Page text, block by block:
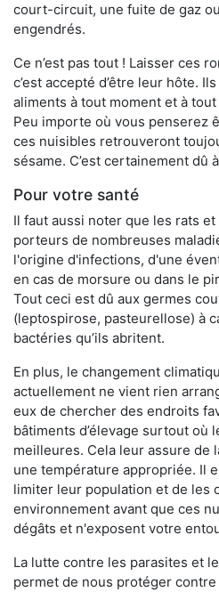
court-circuit, une fuite de gaz
engendrés.
Ce n’est pas tout ! Laisser ces
c’est accepté d’être leur hôte.
aliments à tout moment et à
Peu importe où vous penserez
ces nuisibles retrouveront
sésame. C’est certainement dû
Pour votre santé
Il faut aussi noter que les rats
porteurs de nombreuses
l'origine d'infections, d'une
en cas de morsure ou dans le
Tout ceci est dû aux germes
(leptospirose, pasteurellose) à
bactéries qu’ils abritent.
En plus, le changement
actuellement ne vient rien
eux de chercher des endroits
bâtiments d’élevage surtout où
meilleures. Cela leur assure de
une température appropriée. Il
limiter leur population et de les
environnement avant que ces
dégâts et n'exposent votre
La lutte contre les parasites et
permet de nous protéger